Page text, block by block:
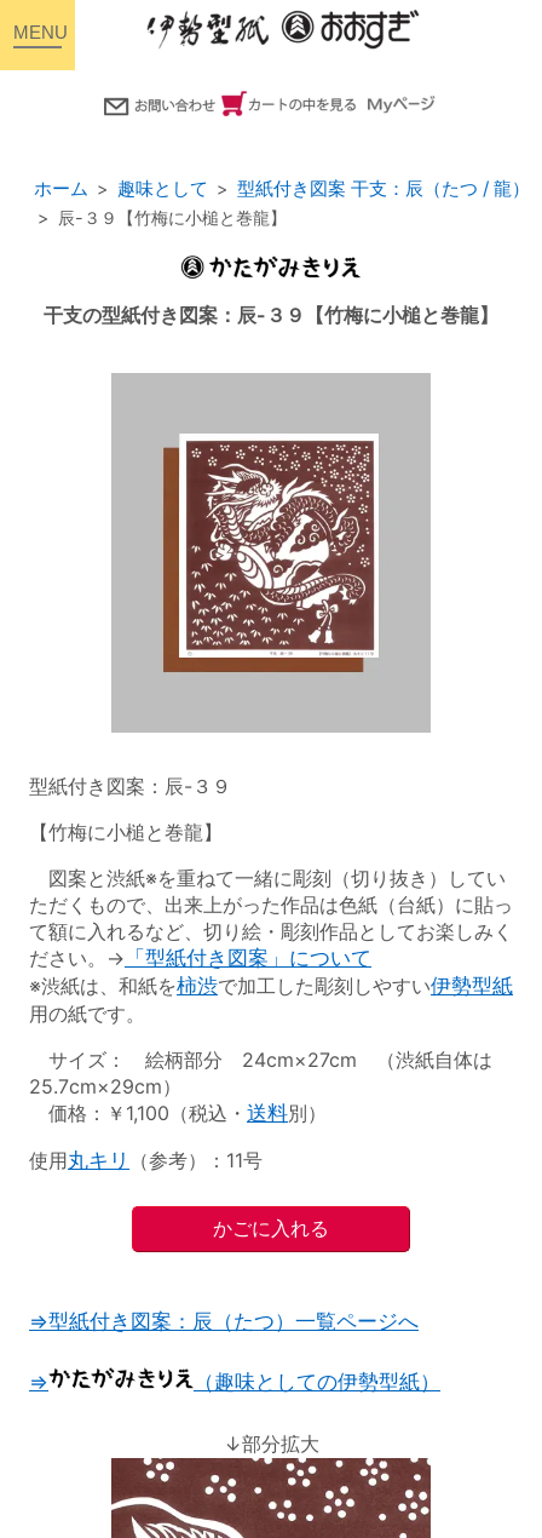
ホーム 趣味として 型紙付き図案 干支：辰（たつ / 龍）
辰-３９【竹梅に小槌と巻龍】
干支の型紙付き図案：辰-３９【竹梅に小槌と巻龍】
型紙付き図案：辰-３９
【竹梅に小槌と巻龍】
図案と渋紙※を重ねて一緒に彫刻（切り抜き）してい
ただくもので、出来上がった作品は色紙（台紙）に貼っ
て額に入れるなど、切り絵・彫刻作品としてお楽しみく
ださい。→ 「型紙付き図案」について
※渋紙は、和紙を柿渋で加工した彫刻しやすい伊勢型紙
用の紙です。
サイズ： 絵柄部分 24cm×27cm （渋紙自体は
25.7cm×29cm）
価格：￥1,100（税込・ 送料別）
使用丸キリ （参考）：11号
⇒型紙付き図案：辰（たつ）一覧ページへ
⇒ （趣味としての伊勢型紙）
↓部分拡大
toggle
navigation